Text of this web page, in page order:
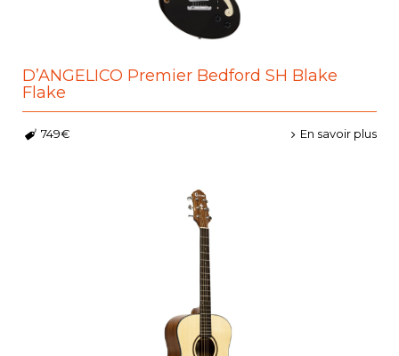
D’ANGELICO Premier Bedford SH Blake
Flake
749€ En savoir plus